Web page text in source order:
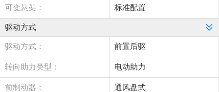
可变悬架： 标准配置
驱动方式
驱动方式： 前置后驱
转向助力类型： 电动助力
前制动器： 通风盘式